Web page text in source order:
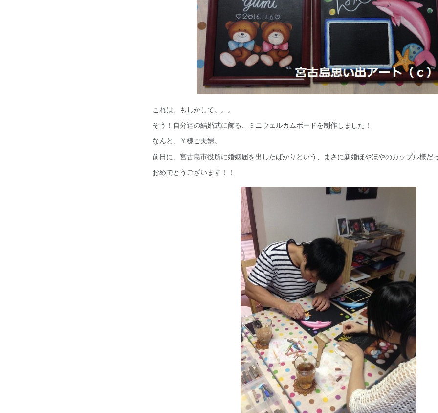
これは、もしかして。。。
そう！自分達の結婚式に飾る、ミニウェルカムボードを制作しました！
なんと、Ｙ様ご夫婦。
前日に、宮古島市役所に婚姻届を出したばかりという、まさに新婚ほやほやのカップル様だ
おめでとうございます！！